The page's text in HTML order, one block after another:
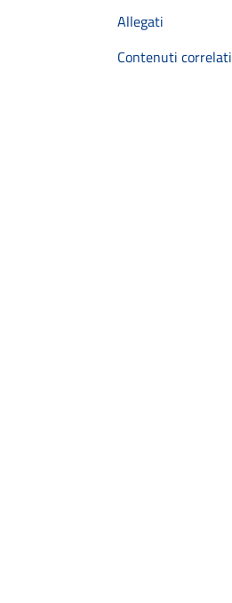
Allegati
Contenuti correlati